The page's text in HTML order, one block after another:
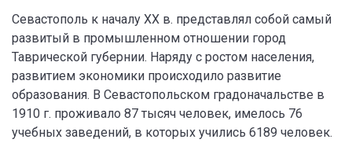
Севастополь к началу XX в. представлял собой самый
развитый в промышленном отношении город
Таврической губернии. Наряду с ростом населения,
развитием экономики происходило развитие
образования. В Севастопольском градоначальстве в
1910 г. проживало 87 тысяч человек, имелось 76
учебных заведений, в которых учились 6189 человек.